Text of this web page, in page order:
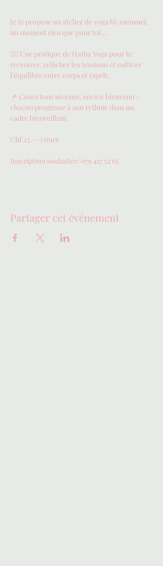
Je te propose un atelier de yoga bi-mensuel,
un moment rien que pour toi…
🧘‍♀️ Une pratique de Hatha Yoga pour te
recentrer, relâcher les tensions et cultiver
l’équilibre entre corps et esprit.
📌 Cours tous niveaux, novice bienvenu –
chacun progresse à son rythme dans un
cadre bienveillant.
Chf 25.—/cours
Inscription souhaitée: 079 417 52 65
Partager cet événement